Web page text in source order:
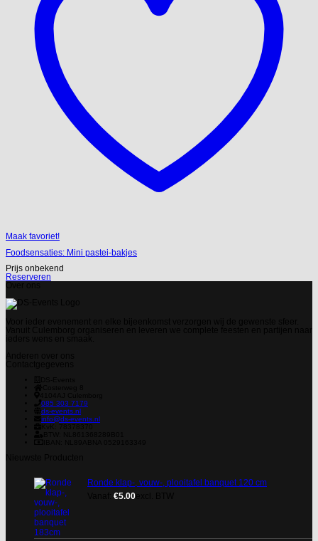
Maak favoriet!
Foodsensaties: Mini pastei-bakjes
Prijs onbekend
Reserveren
085 303 7179
ds-events.nl
info@ds-events.nl
Ronde klap-, vouw-, plooitafel banquet 120 cm
€5.00